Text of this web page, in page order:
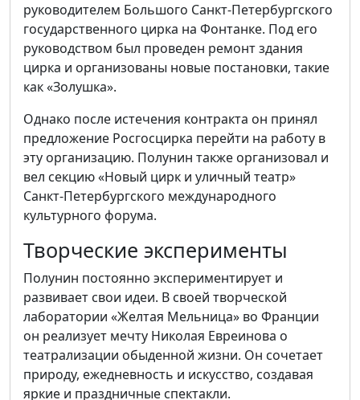
руководителем Большого Санкт-Петербургского
государственного цирка на Фонтанке. Под его
руководством был проведен ремонт здания
цирка и организованы новые постановки, такие
как «Золушка».
Однако после истечения контракта он принял
предложение Росгосцирка перейти на работу в
эту организацию. Полунин также организовал и
вел секцию «Новый цирк и уличный театр»
Санкт-Петербургского международного
культурного форума.
Творческие эксперименты
Полунин постоянно экспериментирует и
развивает свои идеи. В своей творческой
лаборатории «Желтая Мельница» во Франции
он реализует мечту Николая Евреинова о
театрализации обыденной жизни. Он сочетает
природу, ежедневность и искусство, создавая
яркие и праздничные спектакли.